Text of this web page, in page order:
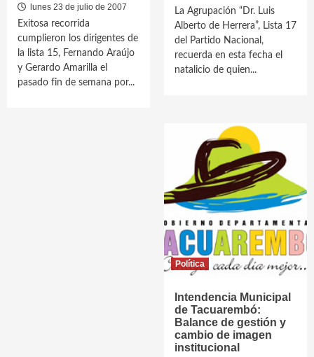
lunes 23 de julio de 2007
Exitosa recorrida
cumplieron los dirigentes de
la lista 15, Fernando Araújo
y Gerardo Amarilla el
pasado fin de semana por...
La Agrupación “Dr. Luis
Alberto de Herrera”, Lista 17
del Partido Nacional,
recuerda en esta fecha el
natalicio de quien...
Política
Intendencia Municipal
de Tacuarembó:
Balance de gestión y
cambio de imagen
institucional